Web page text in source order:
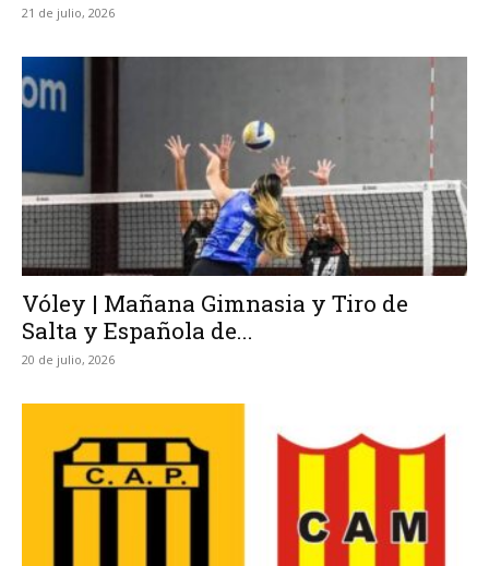
21 de julio, 2026
Vóley | Mañana Gimnasia y Tiro de
Salta y Española de...
20 de julio, 2026